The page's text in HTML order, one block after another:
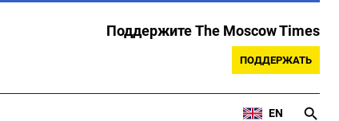
Поддержите The Moscow Times
ПОДДЕРЖАТЬ
EN